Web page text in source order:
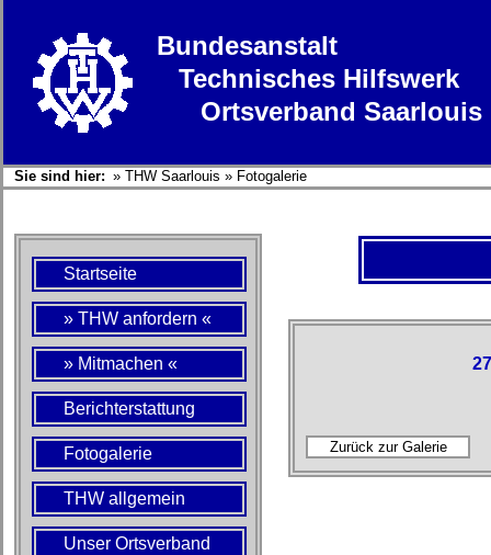
Bundesanstalt
Technisches Hilfswerk
Ortsverband Saarlouis
Sie sind hier: » THW Saarlouis » Fotogalerie
Startseite
» THW anfordern «
» Mitmachen «
Berichterstattung
Fotogalerie
THW allgemein
Unser Ortsverband